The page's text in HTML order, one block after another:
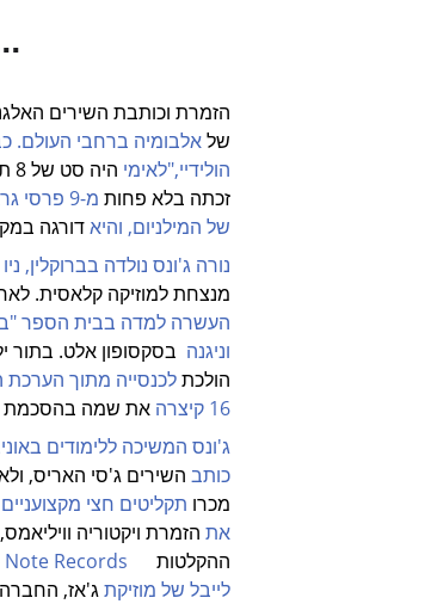
של אלבומיה ברחבי העולם.
הולידיי,"לאימי היה
זכתה בלא פחות
מ-9
של המילניום, והיא דורגה במקום ה-60 ברשימת האמנים הטובים ביותר
נורה ג'ונס נולדה בברוקלין,
מנצחת למוזיקה קלאסית. לאחר שהוריה
העשרה למדה בבית הספר
וניגנה
בסקסופון אלט. בתור ילדה
הולכת לכנסייה מתוך הערכת
16 קיצרה
את שמה בהסכמת
ג'ונס המשיכה ללימודים
כותב
מכרו תקליטים חצי
את הזמרת ויקטוריה
ההקלטות
לייבל של מוזיקת ג'אז,